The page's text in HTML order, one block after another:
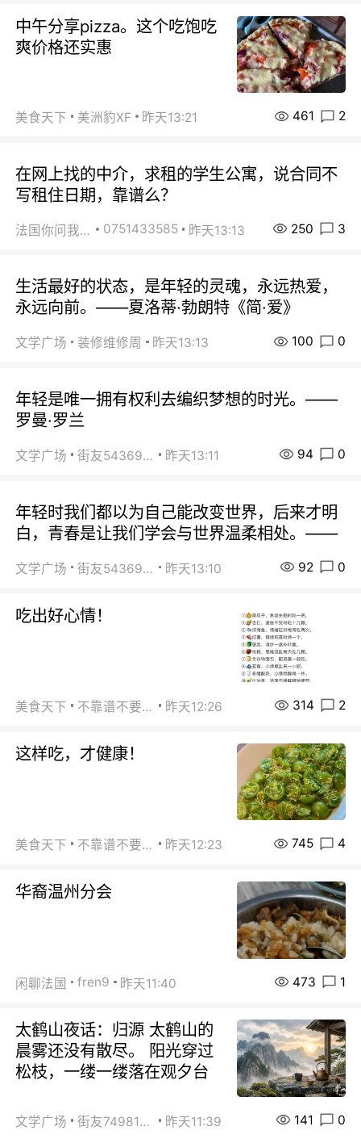
中午分享pizza。这个吃饱吃
爽价格还实惠
美食天下 美洲豹XF 昨天13:21 461 2
在网上找的中介，求租的学生公寓，说合同不
写租住日期，靠谱么？
法国你问我答 0751433585 昨天13:13 250 3
生活最好的状态，是年轻的灵魂，永远热爱，
永远向前。——夏洛蒂·勃朗特《简·爱》
文学广场 装修维修周 昨天13:13 100 0
年轻是唯一拥有权利去编织梦想的时光。——
罗曼·罗兰
文学广场 街友54369822 昨天13:11 94 0
年轻时我们都以为自己能改变世界，后来才明
白，青春是让我们学会与世界温柔相处。——
文学广场 街友54369822 昨天13:10 92 0
吃出好心情！
美食天下 不靠谱不要联系 昨天12:26 314 2
这样吃，才健康！
美食天下 不靠谱不要联系 昨天12:23 745 4
华裔温州分会
闲聊法国 fren9 昨天11:40 473 1
太鹤山夜话：归源 太鹤山的
晨雾还没有散尽。 阳光穿过
松枝，一缕一缕落在观夕台
文学广场 街友74981146 昨天11:39 141 0